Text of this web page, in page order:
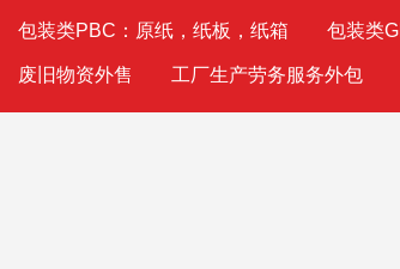
包装类PBC：原纸，纸板，纸箱 包装类
废旧物资外售 工厂生产劳务服务外包